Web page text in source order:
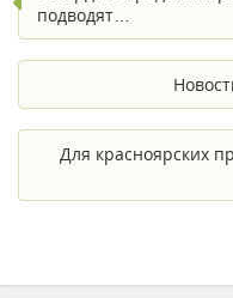
подводят…
Для красноярских